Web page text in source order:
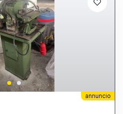
annuncio